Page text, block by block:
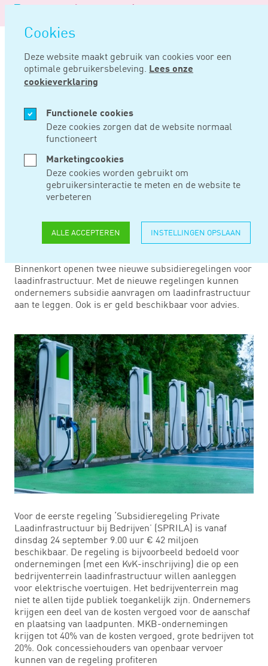
overslaan
Cookies
Deze website maakt gebruik van cookies voor een
optimale gebruikersbeleving. Lees onze
cookieverklaring
Functionele cookies
Deze cookies zorgen dat de website normaal
functioneert
Marketingcookies
Deze cookies worden gebruikt om
gebruikersinteractie te meten en de website te
verbeteren
ALLE ACCEPTEREN INSTELLINGEN OPSLAAN
Logo
Noord
Negentig
Home Nieuws
SEP 24, 2024
NIEUWE
BEDRIJFSAUTO’S
Binnenkort openen twee nieuwe subsidieregelingen voor
laadinfrastructuur. Met de nieuwe regelingen kunnen
ondernemers subsidie aanvragen om laadinfrastructuur
aan te leggen. Ook is er geld beschikbaar voor advies.
Voor de eerste regeling ‘Subsidieregeling Private
Laadinfrastructuur bij Bedrijven’ (SPRILA) is vanaf
dinsdag 24 september 9.00 uur € 42 miljoen
beschikbaar. De regeling is bijvoorbeeld bedoeld voor
ondernemingen (met een KvK-inschrijving) die op een
bedrijventerrein laadinfrastructuur willen aanleggen
voor elektrische voertuigen. Het bedrijventerrein mag
niet te allen tijde publiek toegankelijk zijn. Ondernemers
krijgen een deel van de kosten vergoed voor de aanschaf
en plaatsing van laadpunten. MKB-ondernemingen
krijgen tot 40% van de kosten vergoed, grote bedrijven tot
20%. Ook concessiehouders van openbaar vervoer
kunnen van de regeling profiteren